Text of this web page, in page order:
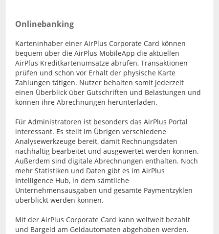
Onlinebanking
Karteninhaber einer AirPlus Corporate Card können
bequem über die AirPlus MobileApp die aktuellen
AirPlus Kreditkartenumsätze abrufen, Transaktionen
prüfen und schon vor Erhalt der physische Karte
Zahlungen tätigen. Nutzer behalten somit jederzeit
einen Überblick über Gutschriften und Belastungen und
können ihre Abrechnungen herunterladen.
Für Administratoren ist besonders das AirPlus Portal
interessant. Es stellt im Übrigen verschiedene
Analysewerkzeuge bereit, damit Rechnungsdaten
nachhaltig bearbeitet und ausgewertet werden können.
Außerdem sind digitale Abrechnungen enthalten. Noch
mehr Statistiken und Daten gibt es im AirPlus
Intelligence Hub, in dem sämtliche
Unternehmensausgaben und gesamte Paymentzyklen
überblickt werden können.
Mit der AirPlus Corporate Card kann weltweit bezahlt
und Bargeld am Geldautomaten abgehoben werden.